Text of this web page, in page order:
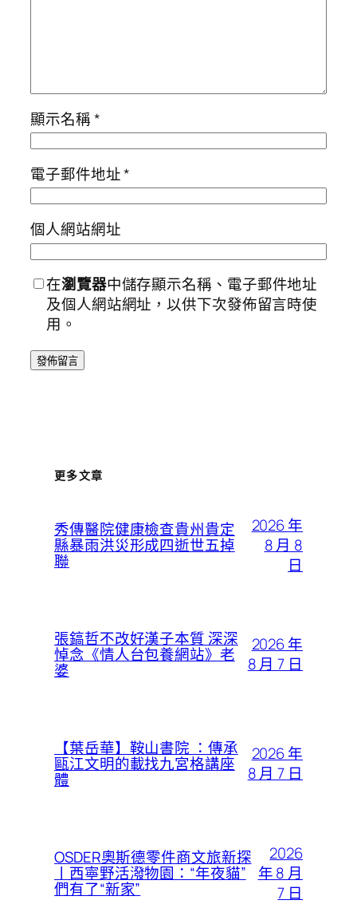
顯示名稱*
電子郵件地址*
個人網站網址
在瀏覽器中儲存顯示名稱、電子郵件地址
及個人網站網址，以供下次發佈留言時使
用。
更多文章
秀傳醫院健康檢查貴州貴定
縣暴雨洪災形成四逝世五掉
聯
2026 年
8 月 8
日
張鎬哲不改好漢子本質 深深
悼念《情人台包養網站》老
婆
2026 年
8 月 7 日
【葉岳華】鞍山書院 ：傳承
甌江文明的載找九宮格講座
體
2026 年
8 月 7 日
OSDER奧斯德零件商文旅新探
丨西寧野活潑物園：“年夜貓”
們有了“新家”
2026
年 8 月
7 日